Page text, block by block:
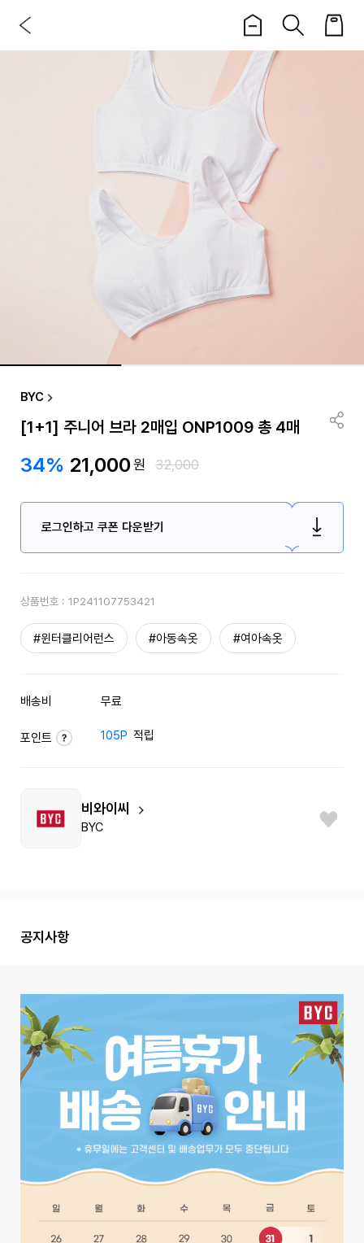
BYC
[1+1] 주니어 브라 2매입 ONP1009 총 4매
34% 21,000원 32,000
로그인하고 쿠폰 다운받기
상품번호 : 1P241107753421
#윈터클리어런스 #아동속옷 #여아속옷
배송비 무료
포인트 105P 적립
비와이씨
BYC
공지사항